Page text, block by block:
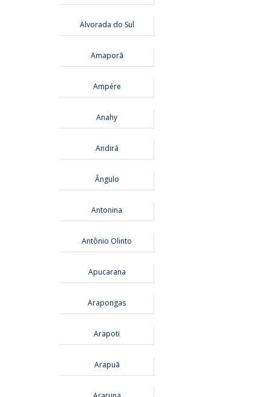
Alvorada do Sul
Amaporã
Ampére
Anahy
Andirá
Ângulo
Antonina
Antônio Olinto
Apucarana
Arapongas
Arapoti
Arapuã